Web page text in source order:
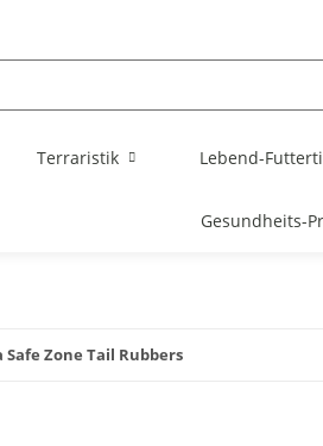
Terraristik Lebend-
Gesundheits-
Safe Zone Tail Rubbers